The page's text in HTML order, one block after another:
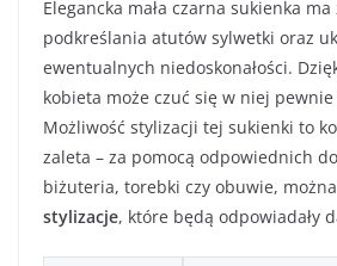
Elegancka mała czarna sukienka
podkreślania atutów sylwetki oraz
ewentualnych niedoskonałości.
kobieta może czuć się w niej
Możliwość stylizacji tej sukienki to
zaleta – za pomocą odpowiednich
biżuteria, torebki czy obuwie,
stylizacje, które będą odpowiadały